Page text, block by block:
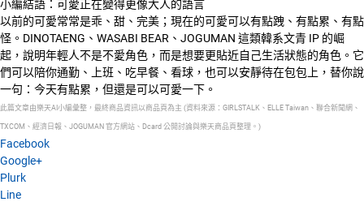
小編結語：可愛正在變得更像大人的語言
以前的可愛常常是乖、甜、完美；現在的可愛可以有點跩、有點累、有點
怪。DINOTAENG、WASABI BEAR、JOGUMAN 這類韓系文青 IP 的崛
起，說明年輕人不是不愛角色，而是想要更貼近自己生活狀態的角色。它
們可以陪你通勤、上班、吃早餐、看球，也可以安靜待在包包上，替你說
一句：今天有點累，但還是可以可愛一下。
此篇文章由樂天AI小編彙整，最終商品資訊以商品頁為主 (資料來源：GIRLSTALK、ELLE Taiwan、聯合新聞網、
TXCOM、經濟日報、JOGUMAN 官方網站、Dcard 公開討論與樂天商品頁整理。)
Facebook
Google+
Plurk
Line